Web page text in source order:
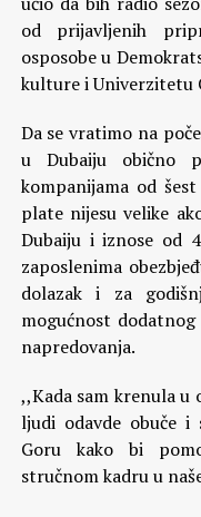
od prijavljenih
osposobe u
kulture i Univerzitetu
Da se vratimo na
u Dubaiju obično
kompanijama od
plate nijesu velike
Dubaiju i iznose od
zaposlenima
dolazak i za
mogućnost
napredovanja.
,,Kada sam krenula u
ljudi odavde obuče
Goru kako bi
stručnom kadru u